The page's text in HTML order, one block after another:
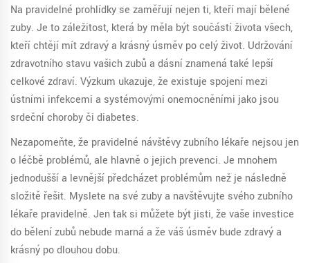
Na pravidelné prohlídky se zaměřují nejen ti, kteří mají bělené
zuby. Je to záležitost, která by měla být součástí života všech,
kteří chtějí mít zdravý a krásný úsměv po celý život. Udržování
zdravotního stavu vašich zubů a dásní znamená také lepší
celkové zdraví. Výzkum ukazuje, že existuje spojení mezi
ústními infekcemi a systémovými onemocněními jako jsou
srdeční choroby či diabetes.
Nezapomeňte, že pravidelné návštěvy zubního lékaře nejsou jen
o léčbě problémů, ale hlavně o jejich prevenci. Je mnohem
jednodušší a levnější předcházet problémům než je následně
složitě řešit. Myslete na své zuby a navštěvujte svého zubního
lékaře pravidelně. Jen tak si můžete být jisti, že vaše investice
do bělení zubů nebude marná a že váš úsměv bude zdravý a
krásný po dlouhou dobu.